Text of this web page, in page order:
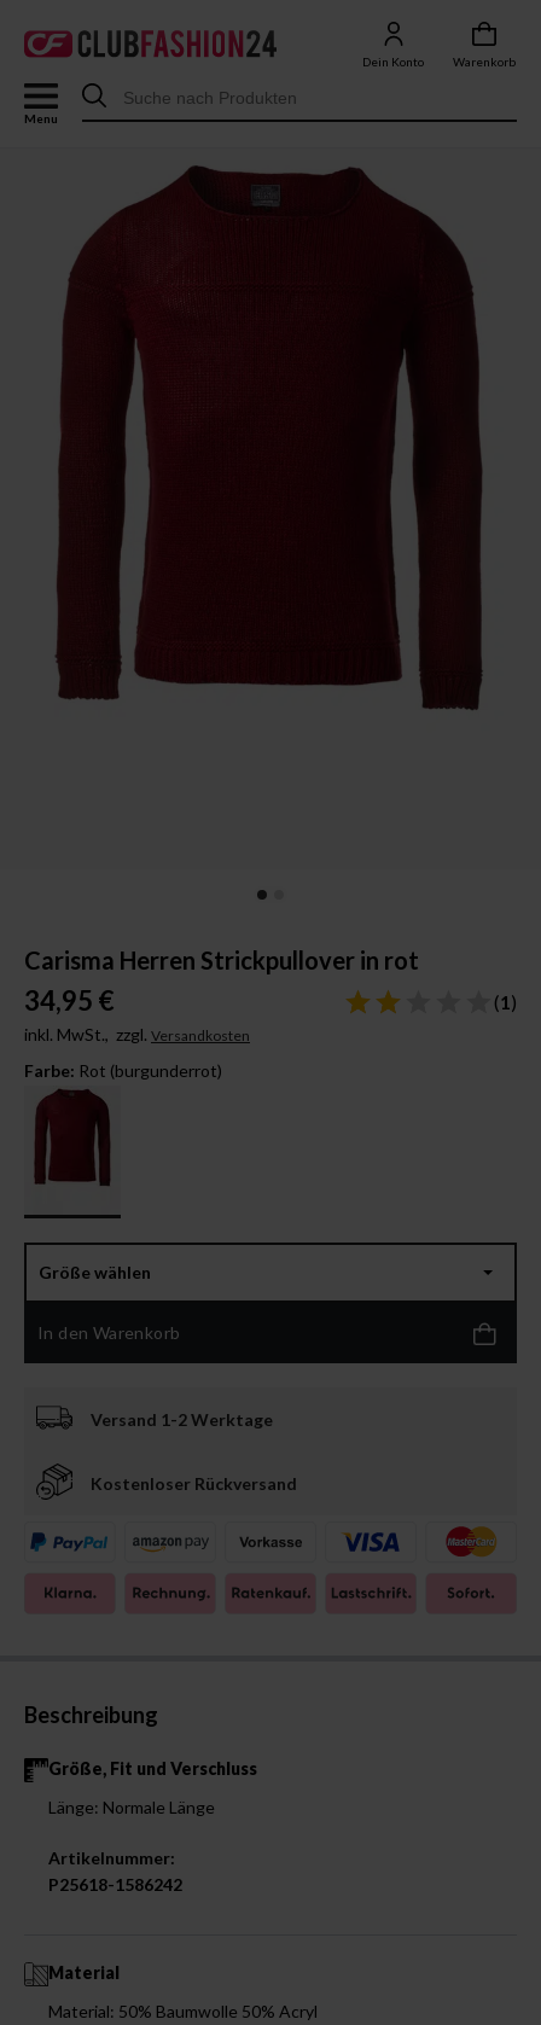
Dein Konto Warenkorb
Menu
Carisma Herren Strickpullover in rot
34,95 €
inkl. MwSt., zzgl. Versandkosten
(1 )
Farbe: Rot (burgunderrot)
Größe wählen
In den Warenkorb
Versand 1-2 Werktage
Kostenloser Rückversand
Beschreibung
Größe, Fit und Verschluss
Länge: Normale Länge
Artikelnummer:
P25618-1586242
Material
Material: 50% Baumwolle 50% Acryl